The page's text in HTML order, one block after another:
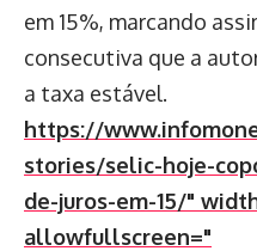
em 15%, marcando
consecutiva que a
a taxa estável.
https://
stories/selic-hoje-
de-juros-em-15/"
allowfullscreen="